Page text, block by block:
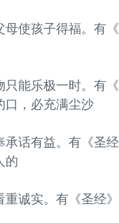
母使孩子得福。有
只能乐极一时。有
口，必充满尘沙
承话有益。有《圣
的
重诚实。有《圣经